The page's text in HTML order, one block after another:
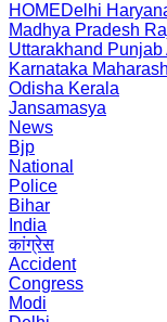
HOMEDelhi
Madhya Pradesh
Uttarakhand Punjab
Karnataka
Odisha Kerala
Jansamasya
News
Bjp
National
Police
Bihar
India
कांग्रेस
Accident
Congress
Modi